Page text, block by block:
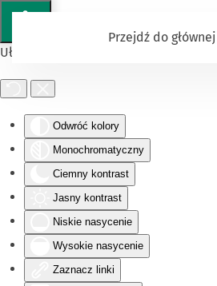
Ułatwienia dostępu
Odwróć kolory
Monochromatyczny
Ciemny kontrast
Jasny kontrast
Niskie nasycenie
Wysokie nasycenie
Zaznacz linki
Przejdź do